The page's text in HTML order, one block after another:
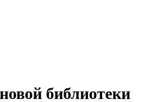
библиотеки